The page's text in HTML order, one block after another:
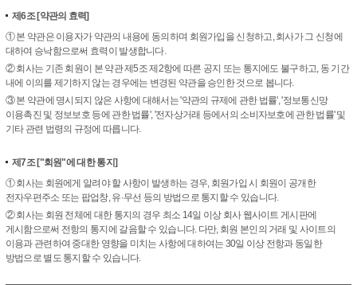
제6조[약관의 효력]
① 본 약관은 이용자가 약관의 내용에 동의하며 회원가입을 신청하고, 회사가 그 신청에
대하여 승낙함으로써 효력이 발생합니다.
② 회사는 기존 회원이 본 약관 제5조 제2항에 따른 공지 또는 통지에도 불구하고, 동 기간
내에 이의를 제기하지 않는 경우에는 변경된 약관을 승인한 것으로 봅니다.
③ 본 약관에 명시되지 않은 사항에 대해서는 '약관의 규제에 관한 법률', '정보통신망
이용촉진 및 정보보호 등에 관한 법률', '전자상거래 등에서의 소비자보호에 관한 법률' 및
기타 관련 법령의 규정에 따릅니다.
제7조["회원"에 대한 통지]
① 회사는 회원에게 알려야 할 사항이 발생하는 경우, 회원가입 시 회원이 공개한
전자우편주소 또는 팝업창, 유·무선 등의 방법으로 통지할 수 있습니다.
② 회사는 회원 전체에 대한 통지의 경우 최소 14일 이상 회사 웹사이트 게시판에
게시함으로써 전항의 통지에 갈음할 수 있습니다. 다만, 회원 본인의 거래 및 사이트의
이용과 관련하여 중대한 영향을 미치는 사항에 대하여는 30일 이상 전항과 동일한
방법으로 별도 통지할 수 있습니다.